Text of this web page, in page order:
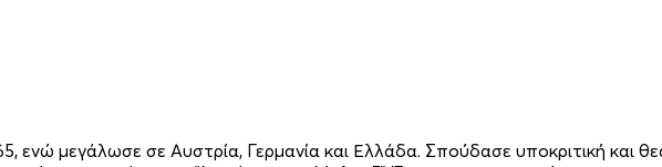
ενώ μεγάλωσε σε Αυστρία, Γερμανία και Ελλάδα. Σπούδασε υποκριτική και